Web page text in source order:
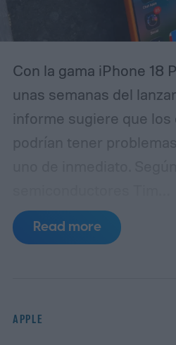
Con la gama iPhone 18
unas semanas del
informe sugiere que
podrían tener
Culpan (vía 9to5Mac), la
está frenando la
Read more
APPLE